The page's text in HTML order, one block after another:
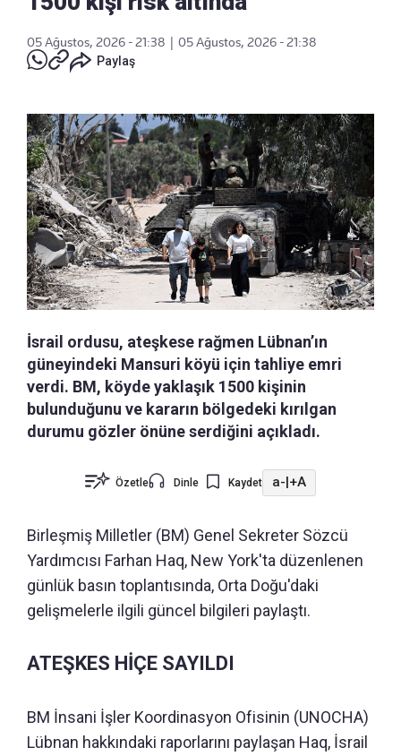
05 Ağustos, 2026 - 21:38
05 Ağustos, 2026 - 21:38
Paylaş
İsrail ordusu, ateşkese rağmen Lübnan’ın
güneyindeki Mansuri köyü için tahliye emri
verdi. BM, köyde yaklaşık 1500 kişinin
bulunduğunu ve kararın bölgedeki kırılgan
durumu gözler önüne serdiğini açıkladı.
Özetle Dinle Kaydet a-|+A
Birleşmiş Milletler (BM) Genel Sekreter Sözcü
Yardımcısı Farhan Haq, New York'ta düzenlenen
günlük basın toplantısında, Orta Doğu'daki
gelişmelerle ilgili güncel bilgileri paylaştı.
ATEŞKES HİÇE SAYILDI
BM İnsani İşler Koordinasyon Ofisinin (UNOCHA)
Lübnan hakkındaki raporlarını paylaşan Haq, İsrail